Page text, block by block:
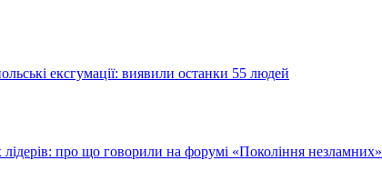
ексгумації: виявили останки 55 людей
про що говорили на форумі «Покоління незламних»